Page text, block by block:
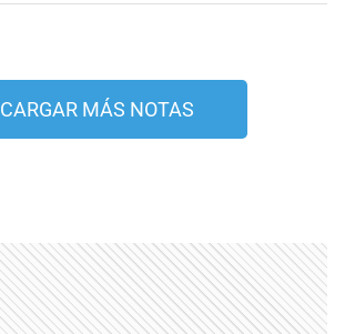
CARGAR MÁS NOTAS